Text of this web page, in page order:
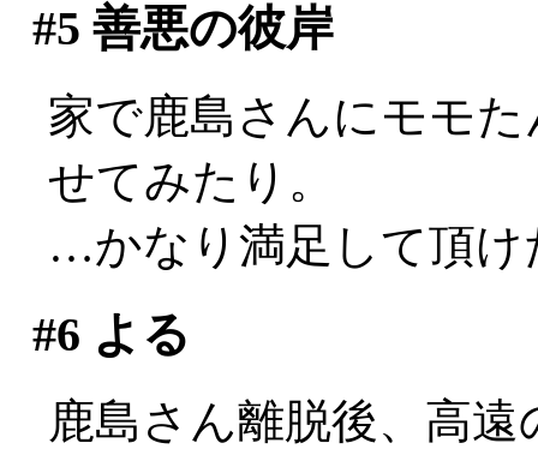
#5 善悪の彼岸
家で鹿島さんにモモ
せてみたり。
…かなり満足して頂け
#6 よる
鹿島さん離脱後、高